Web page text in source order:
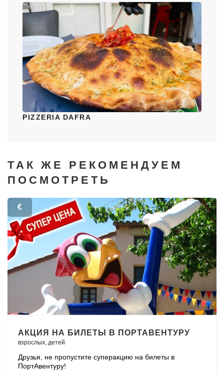
PIZZERIA DAFRA
ТАК ЖЕ РЕКОМЕНДУЕМ
ПОСМОТРЕТЬ
€
АКЦИЯ НА БИЛЕТЫ В ПОРТАВЕНТУРУ
взрослых, детей
Друзья, не пропустите суперакцию на билеты в
ПортАвентуру!